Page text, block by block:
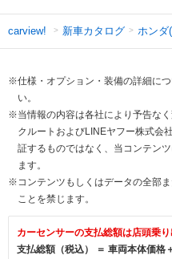
carview! 新車カタログ ホンダ
※仕様・オプション・装備の詳細に
い。
※当情報の内容は各社により予告な
クルートおよびLINEヤフー株式会
証するものではなく、当コンテン
ます。
※コンテンツもしくはデータの全部
ことを禁じます。
カーセンサーの支払総額は店頭乗
支払総額（税込） ＝ 車両本体価格